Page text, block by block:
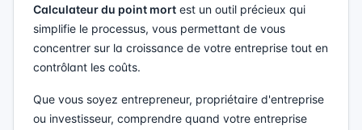
Calculateur du point mort est un outil précieux qui
simplifie le processus, vous permettant de vous
concentrer sur la croissance de votre entreprise tout en
contrôlant les coûts.
Que vous soyez entrepreneur, propriétaire d'entreprise
ou investisseur, comprendre quand votre entreprise